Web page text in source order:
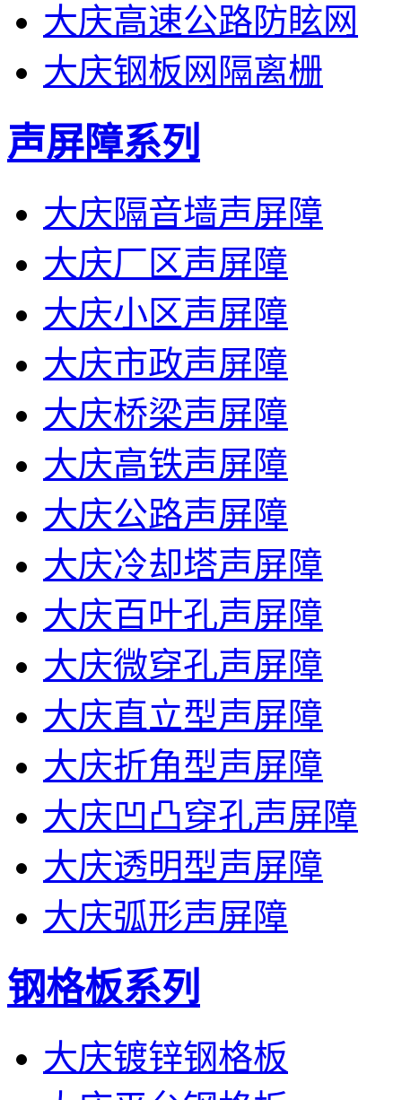
大庆高速公路防眩网
大庆钢板网隔离栅
声屏障系列
大庆隔音墙声屏障
大庆厂区声屏障
大庆小区声屏障
大庆市政声屏障
大庆桥梁声屏障
大庆高铁声屏障
大庆公路声屏障
大庆冷却塔声屏障
大庆百叶孔声屏障
大庆微穿孔声屏障
大庆直立型声屏障
大庆折角型声屏障
大庆凹凸穿孔声屏障
大庆透明型声屏障
大庆弧形声屏障
钢格板系列
大庆镀锌钢格板